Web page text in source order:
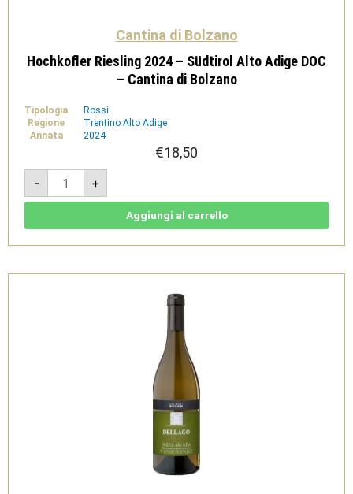
Cantina di Bolzano
Hochkofler Riesling 2024 – Südtirol Alto Adige DOC
– Cantina di Bolzano
Tipologia
Rossi
Regione
Trentino Alto Adige
Annata
2024
€18,50
-
Hochkofler
Riesling
2024
-
DOC
di
+
Aggiungi al carrello